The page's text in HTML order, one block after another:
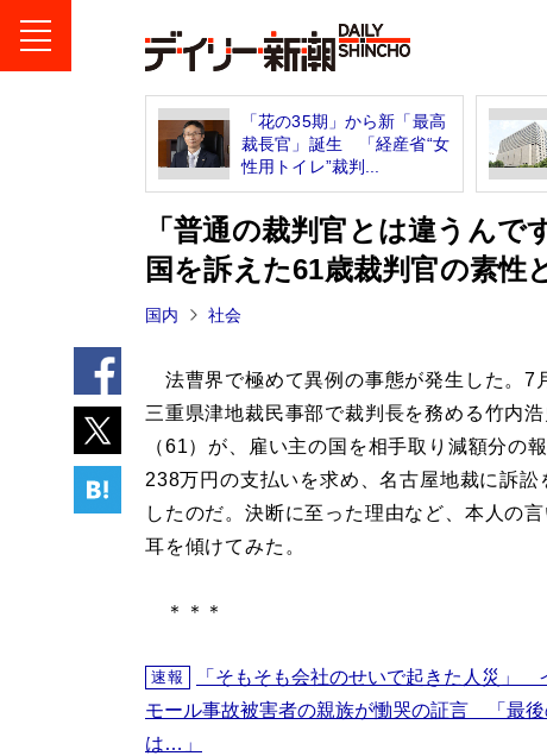
「花の35期」から新「最高
裁長官」誕生 「経産省“女
性用トイレ”裁判...
「普通の裁判官とは違うん
国を訴えた61歳裁判官の素性
国内 社会
法曹界で極めて異例の事態が発生した。7
三重県津地裁民事部で裁判長を務める竹内
（61）が、雇い主の国を相手取り減額分の
238万円の支払いを求め、名古屋地裁に訴訟
したのだ。決断に至った理由など、本人の言
耳を傾けてみた。
＊＊＊
速報
「そもそも会社のせいで起きた人災」
モール事故被害者の親族が慟哭の証言 「最
は…」